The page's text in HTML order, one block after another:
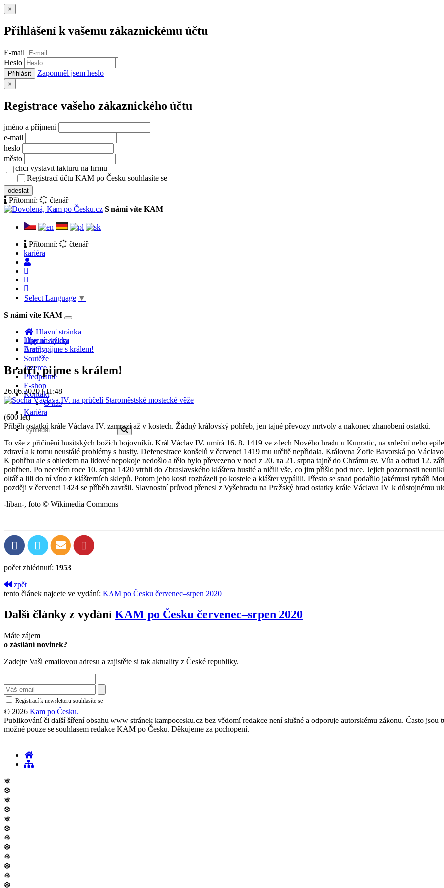
×
Přihlášení k vašemu zákaznickému účtu
E-mail
Heslo
Přihlásit Zapomněl jsem heslo
×
Registrace vašeho zákaznického účtu
jméno a příjmení
e-mail
heslo
město
chci vystavit fakturu na firmu
Registrací účtu KAM po Česku souhlasíte se
odeslat
Přítomní:
čtenář
S námi víte KAM
Přítomní:
čtenář
kariéra
Select Language ▼
S námi víte KAM
Toggle
navigation
Hlavní stránka
Tipy na výlety
Archiv
Soutěže
Inzerce
Předplatné
E-shop
Kontakt
O nás
Kariéra
Hlavní stránka
Bratři, pijme s králem!
Bratři, pijme s králem!
26.06.2020 | 11:48
(600 let)
Příběh ostatků krále Václava IV. zamrazí až v kostech. Žádný královský pohřeb, jen tajné převozy mrtvoly a nakonec zhanobení ostatků.
To vše z přičinění husitských božích bojovníků. Král Václav IV. umírá 16. 8. 1419 ve zdech Nového hradu u Kunratic, na srdeční nebo
zdraví a k tomu neustálé problémy s husity. Defenestrace konšelů v červenci 1419 mu určitě nepřidala. Královna Žofie Bavorská po
K pohřbu ale s ohledem na lidové nepokoje nedošlo a tělo bylo převezeno v noci z 20. na 21. srpna tajně do Chrámu sv. Víta a odtud 12.
pohřben. Po necelém roce 10. srpna 1420 vtrhli do Zbraslavského kláštera husité a ničili vše, co jim přišlo pod ruce. Jejich pozornosti
oltář a lili do ní víno z klášterních sklepů. Potom jeho kosti rozházeli po kostele a klášter vypálili. Přesto se snad podařilo jakémusi rybáři
později v červenci 1424 se příběh završil. Slavnostní průvod přenesl z Vyšehradu na Pražský hrad ostatky krále Václava IV. k důstojnému
-liban-, foto © Wikimedia Commons
počet zhlédnutí: 1953
zpět
tento článek najdete ve vydání: KAM po Česku červenec–srpen 2020
Další články z vydání KAM po Česku červenec–srpen 2020
Máte zájem
o zásílání novinek?
Zadejte Vaši emailovou adresu a zajistěte si tak aktuality z České republiky.
Registrací k newsletteru souhlasíte se
© 2026 Kam po Česku.
Publikování či další šíření obsahu www stránek kampocesku.cz bez vědomí redakce není slušné a odporuje autorskému zákonu. Často
možné pouze se souhlasem redakce KAM po Česku. Děkujeme za pochopení.
❅
❆
❅
❆
❅
❆
❅
❆
❅
❆
❅
❆